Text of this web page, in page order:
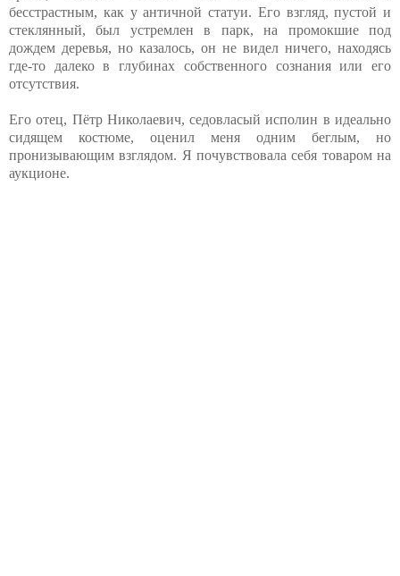
бесстрастным, как у античной статуи. Его взгляд, пустой и
стеклянный, был устремлен в парк, на промокшие под
дождем деревья, но казалось, он не видел ничего, находясь
где-то далеко в глубинах собственного сознания или его
отсутствия.
Его отец, Пётр Николаевич, седовласый исполин в идеально
сидящем костюме, оценил меня одним беглым, но
пронизывающим взглядом. Я почувствовала себя товаром на
аукционе.